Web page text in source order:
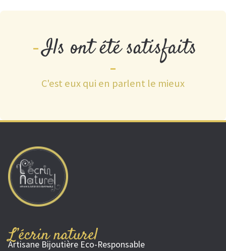
Ils ont été satisfaits
C'est eux qui en parlent le mieux
L’écrin naturel
Artisane Bijoutière Eco-Responsable